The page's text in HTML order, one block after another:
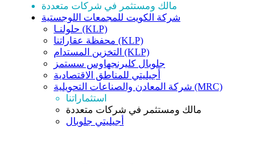
مالك ومستثمر في شركات متعددة
شركة الكويت للمجمعات اللوجستية
حلولنـا (KLP)
محفظة عقاراتنا (KLP)
التخزين المستدام (KLP)
جلوبال كليرنجهاوس سستمز
أجيليتي للمناطق الاقتصادية
شركة المعادن والصناعات التحويلية (MRC)
استثماراتنا
مالك ومستثمر في شركات متعددة
أجيليتي جلوبال